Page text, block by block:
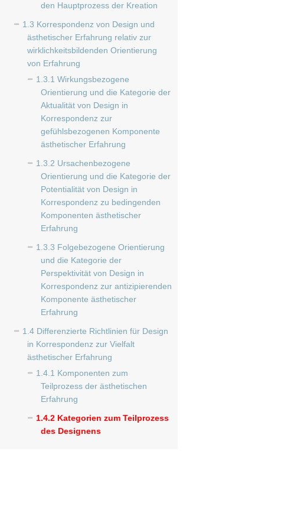
den Hauptprozess der Kreation
1.3 Korrespondenz von Design und
ästhetischer Erfahrung relativ zur
wirklichkeitsbildenden Orientierung
von Erfahrung
1.3.1 Wirkungsbezogene
Orientierung und die Kategorie der
Aktualität von Design in
Korrespondenz zur
gefühlsbezogenen Komponente
ästhetischer Erfahrung
1.3.2 Ursachenbezogene
Orientierung und die Kategorie der
Potentialität von Design in
Korrespondenz zu bedingenden
Komponenten ästhetischer
Erfahrung
1.3.3 Folgebezogene Orientierung
und die Kategorie der
Perspektivität von Design in
Korrespondenz zur antizipierenden
Komponente ästhetischer
Erfahrung
1.4 Differenzierte Richtlinien für Design
in Korrespondenz zur Vielfalt
ästhetischer Erfahrung
1.4.1 Komponenten zum
Teilprozess der ästhetischen
Erfahrung
1.4.2 Kategorien zum Teilprozess
des Designens